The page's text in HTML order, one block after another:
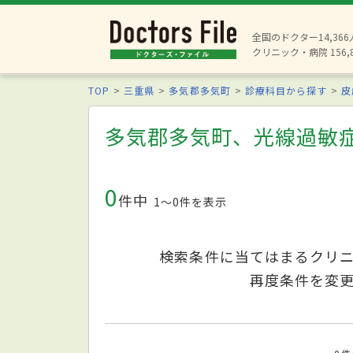
全国のドクター14,366
クリニック・病院
TOP 三重県 多気郡多気町 診療科目から探す
多気郡多気町、光線過敏
0件中 1〜0件を表示
検索条件に当てはまるクリ
再度条件を変